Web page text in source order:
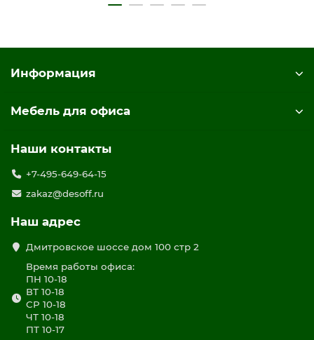
Информация
Мебель для офиса
Наши контакты
+7-495-649-64-15
zakaz@desoff.ru
Наш адрес
Дмитровское шоссе дом 100 стр 2
Время работы офиса:
ПН 10-18
ВТ 10-18
СР 10-18
ЧТ 10-18
ПТ 10-17